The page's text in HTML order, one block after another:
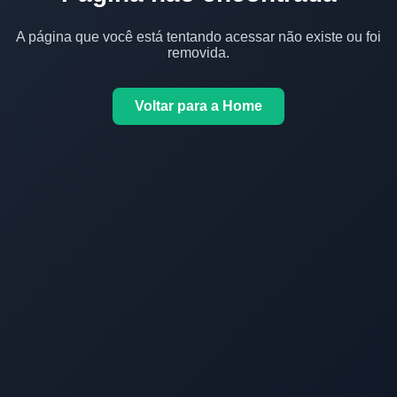
A página que você está tentando acessar não existe ou foi
removida.
Voltar para a Home